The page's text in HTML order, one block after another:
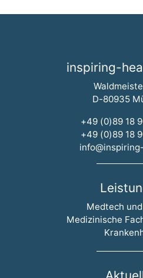
inspiring-
D-80935
+49 (0)89 18
+49 (0)89 18
Medtech
Medizinische